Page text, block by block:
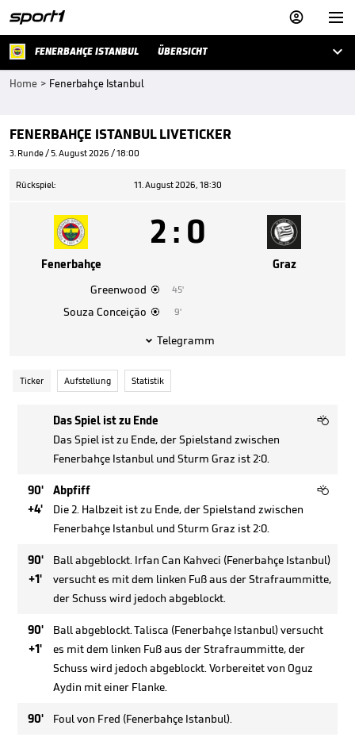


FENERBAHÇE ISTANBUL ÜBERSICHT 
Home > Fenerbahçe Istanbul
FENERBAHÇE ISTANBUL LIVETICKER
3. Runde / 5. August 2026 / 18:00
Rückspiel: 11. August 2026, 18:30
2: 0
Fenerbahçe
Graz
Greenwood  45'
Souza Conceição  9'
 Telegramm
Ticker Aufstellung Statistik
Das Spiel ist zu Ende 
Das Spiel ist zu Ende, der Spielstand zwischen
Fenerbahçe Istanbul und Sturm Graz ist 2:0.
90'
+4'
Abpfiff 
Die 2. Halbzeit ist zu Ende, der Spielstand zwischen
Fenerbahçe Istanbul und Sturm Graz ist 2:0.
90'
+1'
Ball abgeblockt. Irfan Can Kahveci (Fenerbahçe Istanbul)
versucht es mit dem linken Fuß aus der Strafraummitte,
der Schuss wird jedoch abgeblockt.
90'
+1'
Ball abgeblockt. Talisca (Fenerbahçe Istanbul) versucht
es mit dem linken Fuß aus der Strafraummitte, der
Schuss wird jedoch abgeblockt. Vorbereitet von Oguz
Aydin mit einer Flanke.
90' Foul von Fred (Fenerbahçe Istanbul).